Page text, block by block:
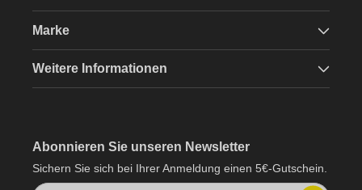
Marke
Weitere Informationen
Abonnieren Sie unseren Newsletter
Sichern Sie sich bei Ihrer Anmeldung einen 5€-Gutschein.